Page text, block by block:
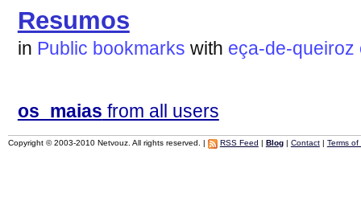
Resumos
in Public bookmarks with eça-de-queiroz
os_maias from all users
Copyright © 2003-2010 Netvouz. All rights reserved. | RSS Feed | Blog| Contact| Terms of